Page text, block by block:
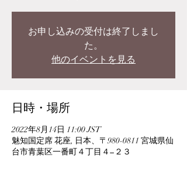
お申し込みの受付は終了しまし
た。
他のイベントを見る
日時・場所
2022年8月14日 11:00 JST
魅知国定席 花座, 日本、〒980-0811 宮城県仙
台市青葉区一番町４丁目４−２３